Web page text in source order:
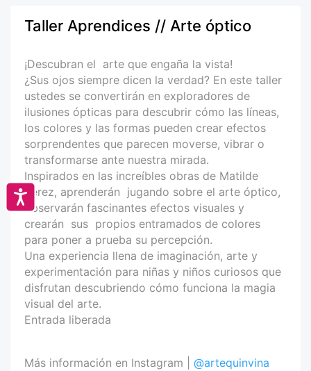
Accesibilidad
Taller Aprendices // Arte óptico
¡Descubran el arte que engaña la vista!
¿Sus ojos siempre dicen la verdad? En este taller
ustedes se convertirán en exploradores de
ilusiones ópticas para descubrir cómo las líneas,
los colores y las formas pueden crear efectos
sorprendentes que parecen moverse, vibrar o
transformarse ante nuestra mirada.
Inspirados en las increíbles obras de Matilde
Pérez, aprenderán jugando sobre el arte óptico,
observarán fascinantes efectos visuales y
crearán sus propios entramados de colores
para poner a prueba su percepción.
Una experiencia llena de imaginación, arte y
experimentación para niñas y niños curiosos que
disfrutan descubriendo cómo funciona la magia
visual del arte.
Entrada liberada
Más información en Instagram | @artequinvina